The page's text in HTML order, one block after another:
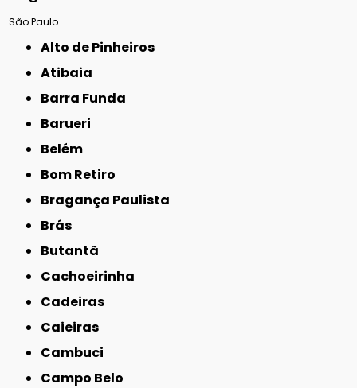
São Paulo
Alto de Pinheiros
Atibaia
Barra Funda
Barueri
Belém
Bom Retiro
Bragança Paulista
Brás
Butantã
Cachoeirinha
Cadeiras
Caieiras
Cambuci
Campo Belo